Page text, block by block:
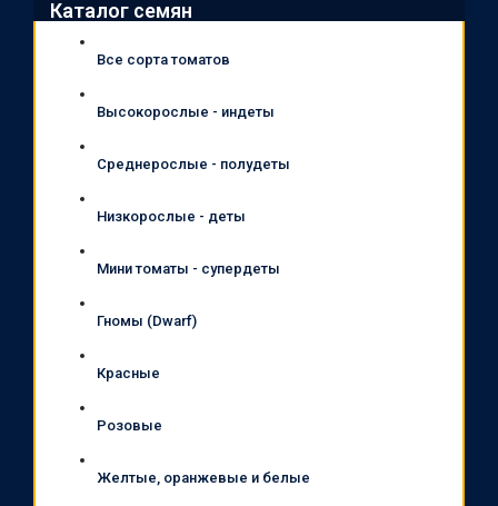
Каталог семян
Все сорта томатов
Высокорослые - индеты
Среднерослые - полудеты
Низкорослые - деты
Мини томаты - супердеты
Гномы (Dwarf)
Красные
Розовые
Желтые, оранжевые и белые